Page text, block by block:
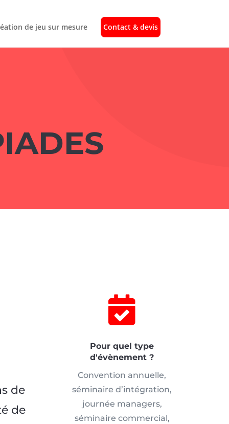
de jeu sur mesure Contact & devis
de
de

Pour quel type
d'évènement ?
Convention annuelle,
séminaire d’intégration,
journée managers,
séminaire commercial,